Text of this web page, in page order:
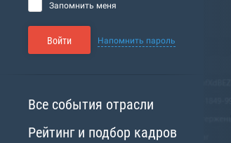
Запомнить меня
Войти Напомнить пароль
Все события отрасли
Рейтинг и подбор кадров